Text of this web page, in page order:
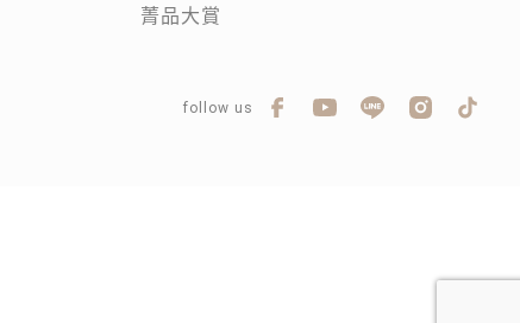
菁品大賞
follow us